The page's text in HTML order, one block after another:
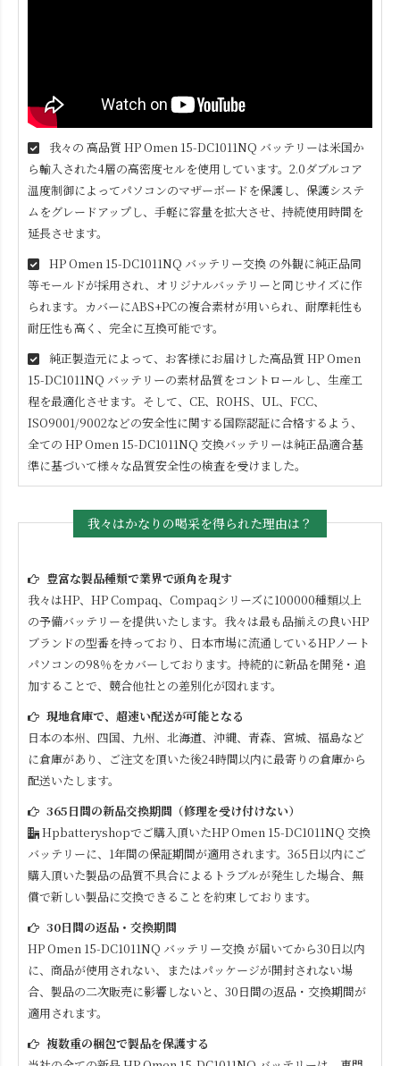
我々の 高品質 HP Omen 15-DC1011NQ バッテリーは米国か
ら輸入された4層の高密度セルを使用しています。2.0ダブルコア
温度制御によってパソコンのマザーボードを保護し、保護システ
ムをグレードアップし、手軽に容量を拡大させ、持続使用時間を
延長させます。
HP Omen 15-DC1011NQ バッテリー交換 の外観に純正品同
等モールドが採用され、オリジナルバッテリーと同じサイズに作
られます。カバーにABS+PCの複合素材が用いられ、耐摩耗性も
耐圧性も高く、完全に互換可能です。
純正製造元によって、お客様にお届けした高品質 HP Omen
15-DC1011NQ バッテリーの素材品質をコントロールし、生産工
程を最適化させます。そして、CE、ROHS、UL、FCC、
ISO9001/9002などの安全性に関する国際認証に合格するよう、
全ての HP Omen 15-DC1011NQ 交換バッテリーは純正品適合基
準に基づいて様々な品質安全性の検査を受けました。
我々はかなりの喝采を得られた理由は？
豊富な製品種類で業界で頭角を現す
我々はHP、HP Compaq、Compaqシリーズに100000種類以上
の予備バッテリーを提供いたします。我々は最も品揃えの良いHP
ブランドの型番を持っており、日本市場に流通しているHPノート
パソコンの98％をカバーしております。持続的に新品を開発・追
加することで、競合他社との差別化が図れます。
現地倉庫で、超速い配送が可能となる
日本の本州、四国、九州、北海道、沖縄、青森、宮城、福島など
に倉庫があり、ご注文を頂いた後24時間以内に最寄りの倉庫から
配送いたします。
365日間の新品交換期間（修理を受け付けない）
Hpbatteryshopでご購入頂いたHP Omen 15-DC1011NQ 交換
バッテリーに、1年間の保証期間が適用されます。365日以内にご
購入頂いた製品の品質不具合によるトラブルが発生した場合、無
償で新しい製品に交換できることを約束しております。
30日間の返品・交換期間
HP Omen 15-DC1011NQ バッテリー交換 が届いてから30日以内
に、商品が使用されない、またはパッケージが開封されない場
合、製品の二次販売に影響しないと、30日間の返品・交換期間が
適用されます。
複数重の梱包で製品を保護する